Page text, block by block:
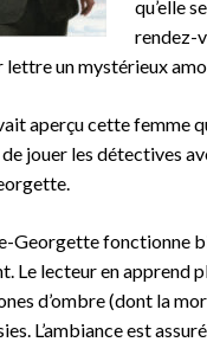
qu’elle
rendez-
lettre un mystérieux
aperçu cette femme
jouer les détectives
Georgette fonctionne
Le lecteur en apprend
d’ombre (dont la
L’ambiance est